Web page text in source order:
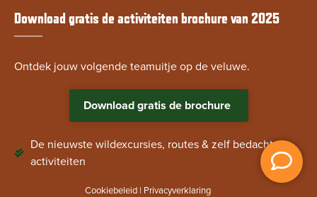
Download gratis de activiteiten brochure van 2025
Ontdek jouw volgende teamuitje op de veluwe.
Download gratis de brochure
De nieuwste wildexcursies, routes & zelf bedachte
activiteiten
Cookiebeleid | Privacyverklaring